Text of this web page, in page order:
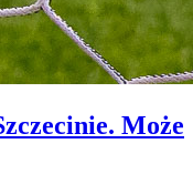
Może